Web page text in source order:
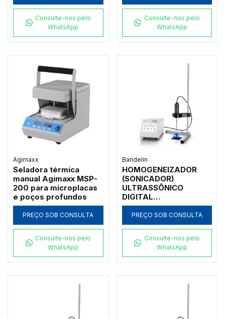
Consulte-nos pelo
WhatsApp
Consulte-nos pelo
WhatsApp
Agimaxx
Seladora térmica
manual Agimaxx MSP-
200 para microplacas
e poços profundos
PREÇO SOB CONSULTA
Consulte-nos pelo
WhatsApp
Bandelin
HOMOGENEIZADOR
(SONICADOR)
ULTRASSÔNICO
DIGITAL
PROGRAMÁVEL
ATRAVÉS DA TELA
SENSÍVEL AO TOQUE
COMPLETO, VOLUME
DE 10 A 3000ML, COM
SUPORTE DE BANCADA
TEMPERATURA -
MODELO HD5400-
PREÇO SOB CONSULTA
Consulte-nos pelo
WhatsApp